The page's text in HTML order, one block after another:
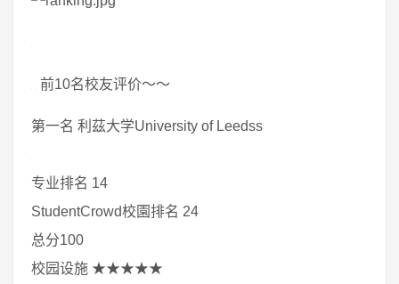
前10名校友评价～～
第一名 利茲大学University of Leedss
专业排名 14
StudentCrowd校園排名 24
总分100
校园设施 ★★★★★